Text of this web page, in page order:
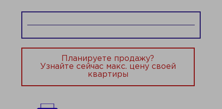
Планируете продажу?
Узнайте сейчас макс. цену своей
квартиры